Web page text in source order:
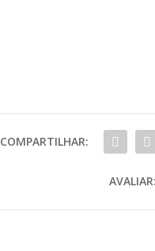
COMPARTILHAR: